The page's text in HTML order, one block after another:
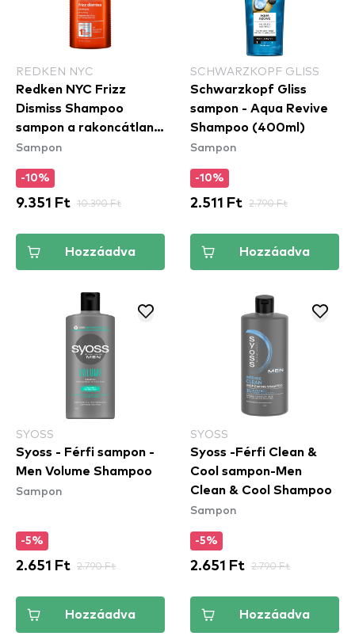
REDKEN NYC
Redken NYC Frizz
Dismiss Shampoo
sampon a rakoncátlan
és töredezett hajra
Sampon
-10%
9.351 Ft 10.390 Ft
Hozzáadva
SCHWARZKOPF GLISS
Schwarzkopf Gliss
sampon - Aqua Revive
Shampoo (400ml)
Sampon
-10%
2.511 Ft 2.790 Ft
Hozzáadva
SYOSS
Syoss - Férfi sampon -
Men Volume Shampoo
Sampon
-5%
2.651 Ft 2.790 Ft
Hozzáadva
SYOSS
Syoss -Férfi Clean &
Cool sampon-Men
Clean & Cool Shampoo
Sampon
-5%
2.651 Ft 2.790 Ft
Hozzáadva